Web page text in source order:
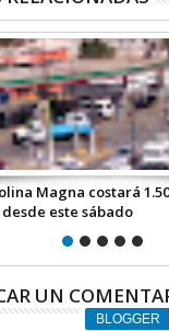
Denuncian a taxista
no pagar en Avenida
17
Jul
2025
UN
BLOGGER